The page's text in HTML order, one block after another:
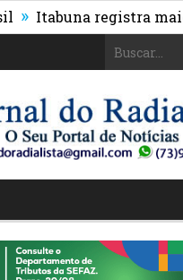
Itabuna registra maior